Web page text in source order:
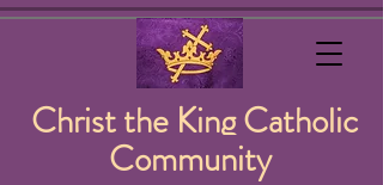
Christ the King Catholic
Community